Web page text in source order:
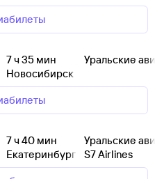
7ч 35 мин
Новосибирск
Уральские
7ч 40 мин
Екатеринбург
Уральские
S7 Airlines